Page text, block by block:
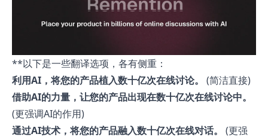
**以下是一些翻译选项，各有侧重：
利用AI，将您的产品植入数十亿次在线讨论。
(简洁直接)
借助AI的力量，让您的产品出现在数十亿次在线讨论中。
(更强调AI的作用)
通过AI技术，将您的产品融入数十亿次在线对话。
(更强